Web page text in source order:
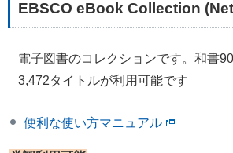
EBSCO eBook Collection
電子図書のコレクションです。和書
3,472タイトルが利用可能です
便利な使い方マニュアル